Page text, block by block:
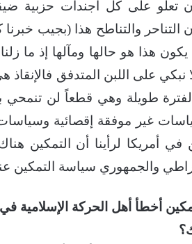
تعلو على كل أجندات حزبية
التناحر والتناطح هذا (بجيب
هذا هو حالها ومآلها إذ ما
نبكي على اللبن المتدفق
لفترة طويلة وهي قطعاً لن
غير موفقة إقصائية
في أمريكا لرأينا أن التمكين
والجمهوري سياسة
أخطأ أهل الحركة الإسلامية